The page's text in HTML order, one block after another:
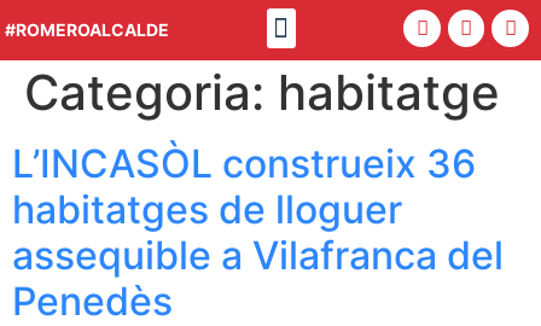
#ROMEROALCALDE
Categoria: habitatge
L’INCASÒL construeix 36
habitatges de lloguer
assequible a Vilafranca del
Penedès